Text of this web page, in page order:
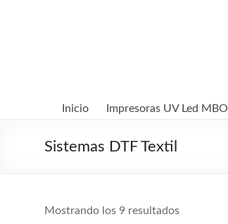
UV
DTF
Inicio Impresoras UV Led MBO
Sistemas DTF Textil
Mostrando los 9 resultados